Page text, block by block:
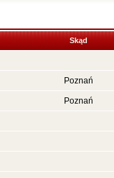
Skąd
Poznań
Poznań